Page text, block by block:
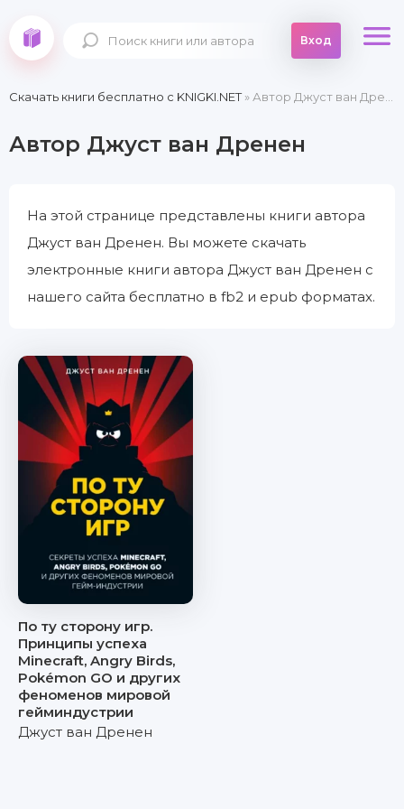
Вход
Скачать книги бесплатно c KNIGKI.NET» Автор Джуст ван Дренен
Автор Джуст ван Дренен
На этой странице представлены книги автора
Джуст ван Дренен. Вы можете скачать
электронные книги автора Джуст ван Дренен с
нашего сайта бесплатно в fb2 и epub форматах.
По ту сторону игр.
Принципы успеха
Minecraft, Angry Birds,
Pokémon GO и других
феноменов мировой
гейминдустрии
Джуст ван Дренен